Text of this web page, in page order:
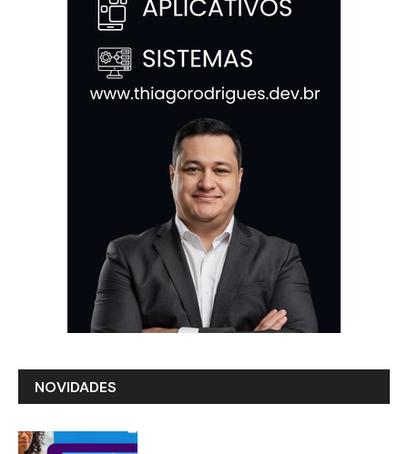
NOVIDADES